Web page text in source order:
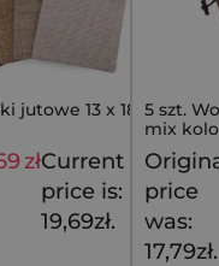
jutowe 13 x 18 cm -
24,59 zł
złCurrent
price is:
19,69zł.
5 szt.
mix
price
was:
17,79zł.